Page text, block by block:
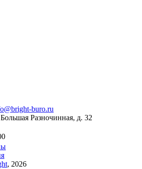
buro.ru
Разночинная, д. 32
, 2026